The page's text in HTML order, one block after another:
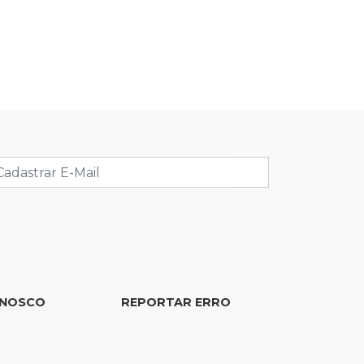
Uno capota e Gol invade terreno em
acidente próximo à Praça do Papa
REPORTAR ERRO